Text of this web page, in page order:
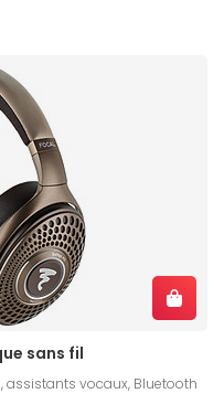
sans fil
assistants vocaux, Bluetooth